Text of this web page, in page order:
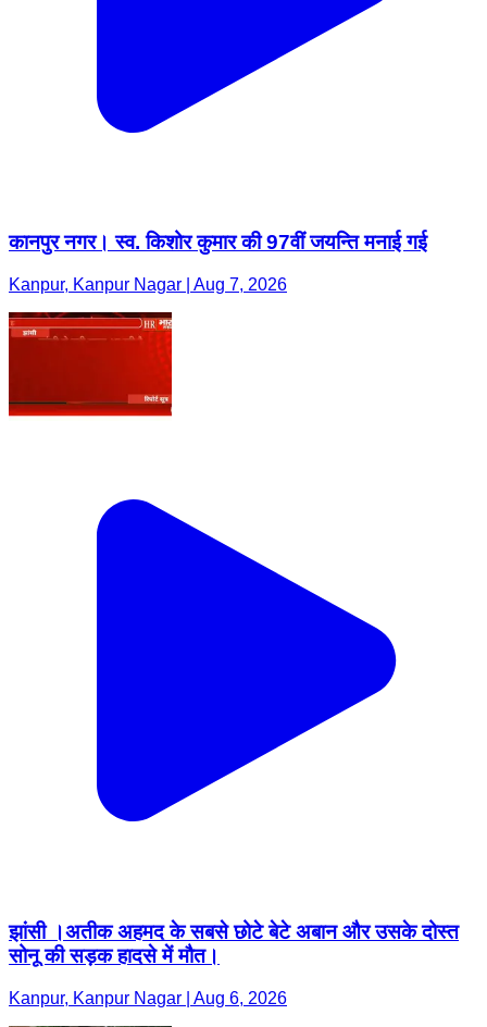
कानपुर नगर। स्व. किशोर कुमार की 97वीं जयन्ति मनाई गई
Kanpur, Kanpur Nagar | Aug 7, 2026
झांसी ।अतीक अहमद के सबसे छोटे बेटे अबान और उसके दोस्त
सोनू की सड़क हादसे में मौत।
Kanpur, Kanpur Nagar | Aug 6, 2026